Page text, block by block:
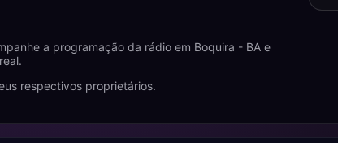
a programação da rádio em Boquira - BA e
respectivos proprietários.